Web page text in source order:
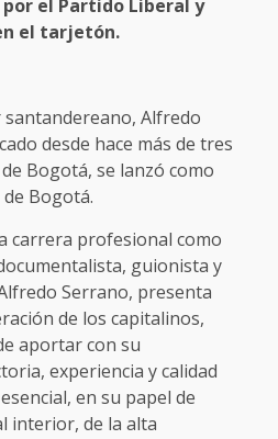
el Partido Liberal y
el tarjetón.
santandereano, Alfredo
desde hace más de tres
Bogotá, se lanzó como
Bogotá.
carrera profesional como
guionista y
Serrano, presenta
de los capitalinos,
aportar con su
experiencia y calidad
en su papel de
interior, de la alta